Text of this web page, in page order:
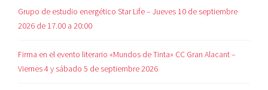
Grupo de estudio energético Star Life – Jueves 10 de septiembre
2026 de 17.00 a 20:00
Firma en el evento literario «Mundos de Tinta» CC Gran Alacant –
Viernes 4 y sábado 5 de septiembre 2026